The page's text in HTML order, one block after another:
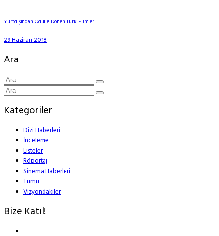
Yurtdışından Ödülle Dönen Türk Filmleri
29 Haziran 2018
Ara
Kategoriler
Dizi Haberleri
İnceleme
Listeler
Röportaj
Sinema Haberleri
Tümü
Vizyondakiler
Bize Katıl!